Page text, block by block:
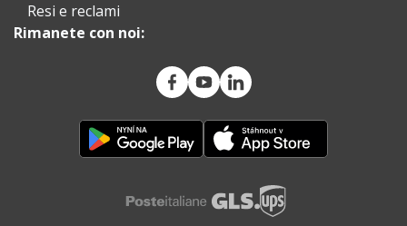
Resi e reclami
Rimanete con noi: